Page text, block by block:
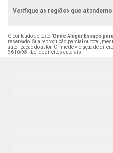
Verifique as regiões que
O conteúdo do texto "Onde Alugar Espaço
reservado. Sua reprodução, parcial ou total,
autorização do autor. Crime de violação de
9610/98 - Lei de direitos autorais.